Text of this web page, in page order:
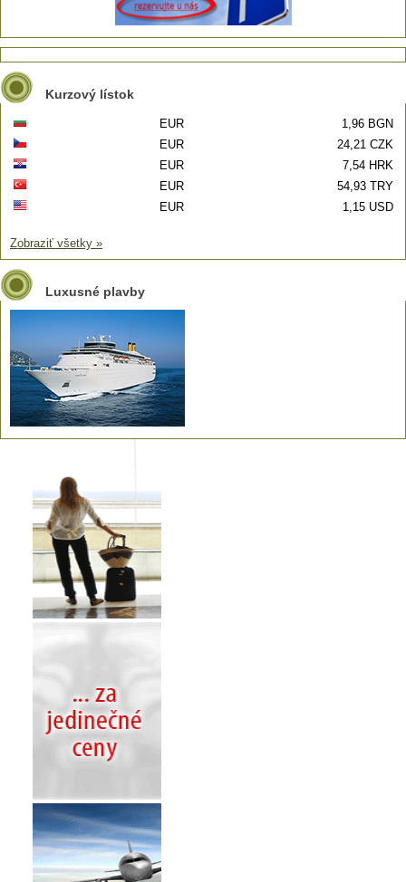
Kurzový lístok
EUR
1,96 BGN
EUR
24,21 CZK
EUR
7,54 HRK
EUR
54,93 TRY
EUR
1,15 USD
Zobraziť všetky »
Luxusné plavby